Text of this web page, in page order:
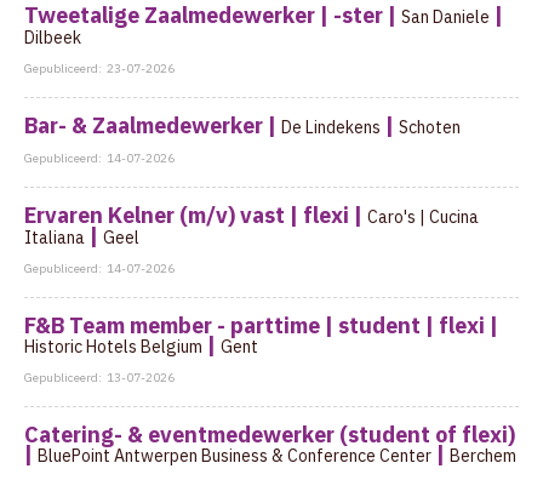
Tweetalige Zaalmedewerker | -ster | San Daniele |
Dilbeek
Gepubliceerd: 23-07-2026
Bar- & Zaalmedewerker | De Lindekens | Schoten
Gepubliceerd: 14-07-2026
Ervaren Kelner (m/v) vast | flexi | Caro's | Cucina
Italiana | Geel
Gepubliceerd: 14-07-2026
F&B Team member - parttime | student | flexi |
Historic Hotels Belgium | Gent
Gepubliceerd: 13-07-2026
Catering- & eventmedewerker (student of flexi)
| BluePoint Antwerpen Business & Conference Center | Berchem